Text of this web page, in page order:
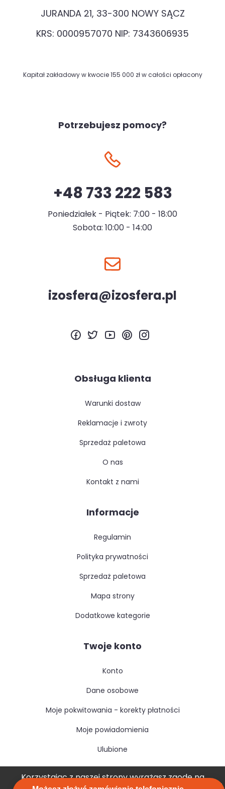
Korzystając z naszej strony wyrażasz zgodę na
JURANDA 21, 33-300 NOWY SĄCZ
KRS: 0000957070 NIP: 7343606935
Kapitał zakładowy w kwocie 155 000 zł w całości opłacony
Potrzebujesz pomocy?
+48 733 222 583
Poniedziałek - Piątek: 7:00 - 18:00
Sobota: 10:00 - 14:00
izosfera@izosfera.pl
Obsługa klienta
warunki dostaw
reklamacje i zwroty
sprzedaż paletowa
o nas
kontakt z nami
Informacje
regulamin
polityka prywatności
sprzedaż paletowa
mapa strony
dodatkowe kategorie
Twoje konto
konto
dane osobowe
moje pokwitowania - korekty płatności
moje powiadomienia
ulubione